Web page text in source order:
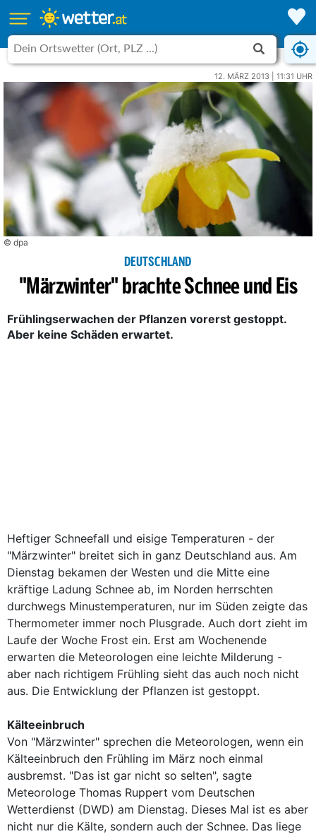
12. MÄRZ 2013 | 11:31 UHR
© dpa
DEUTSCHLAND
"Märzwinter" brachte Schnee und Eis
Frühlingserwachen der Pflanzen vorerst gestoppt.
Aber keine Schäden erwartet.
Heftiger Schneefall und eisige Temperaturen - der
"Märzwinter" breitet sich in ganz Deutschland aus. Am
Dienstag bekamen der Westen und die Mitte eine
kräftige Ladung Schnee ab, im Norden herrschten
durchwegs Minustemperaturen, nur im Süden zeigte das
Thermometer immer noch Plusgrade. Auch dort zieht im
Laufe der Woche Frost ein. Erst am Wochenende
erwarten die Meteorologen eine leichte Milderung -
aber nach richtigem Frühling sieht das auch noch nicht
aus. Die Entwicklung der Pflanzen ist gestoppt.
Kälteeinbruch
Von "Märzwinter" sprechen die Meteorologen, wenn ein
Kälteeinbruch den Frühling im März noch einmal
ausbremst. "Das ist gar nicht so selten", sagte
Meteorologe Thomas Ruppert vom Deutschen
Wetterdienst (DWD) am Dienstag. Dieses Mal ist es aber
nicht nur die Kälte, sondern auch der Schnee. Das liege